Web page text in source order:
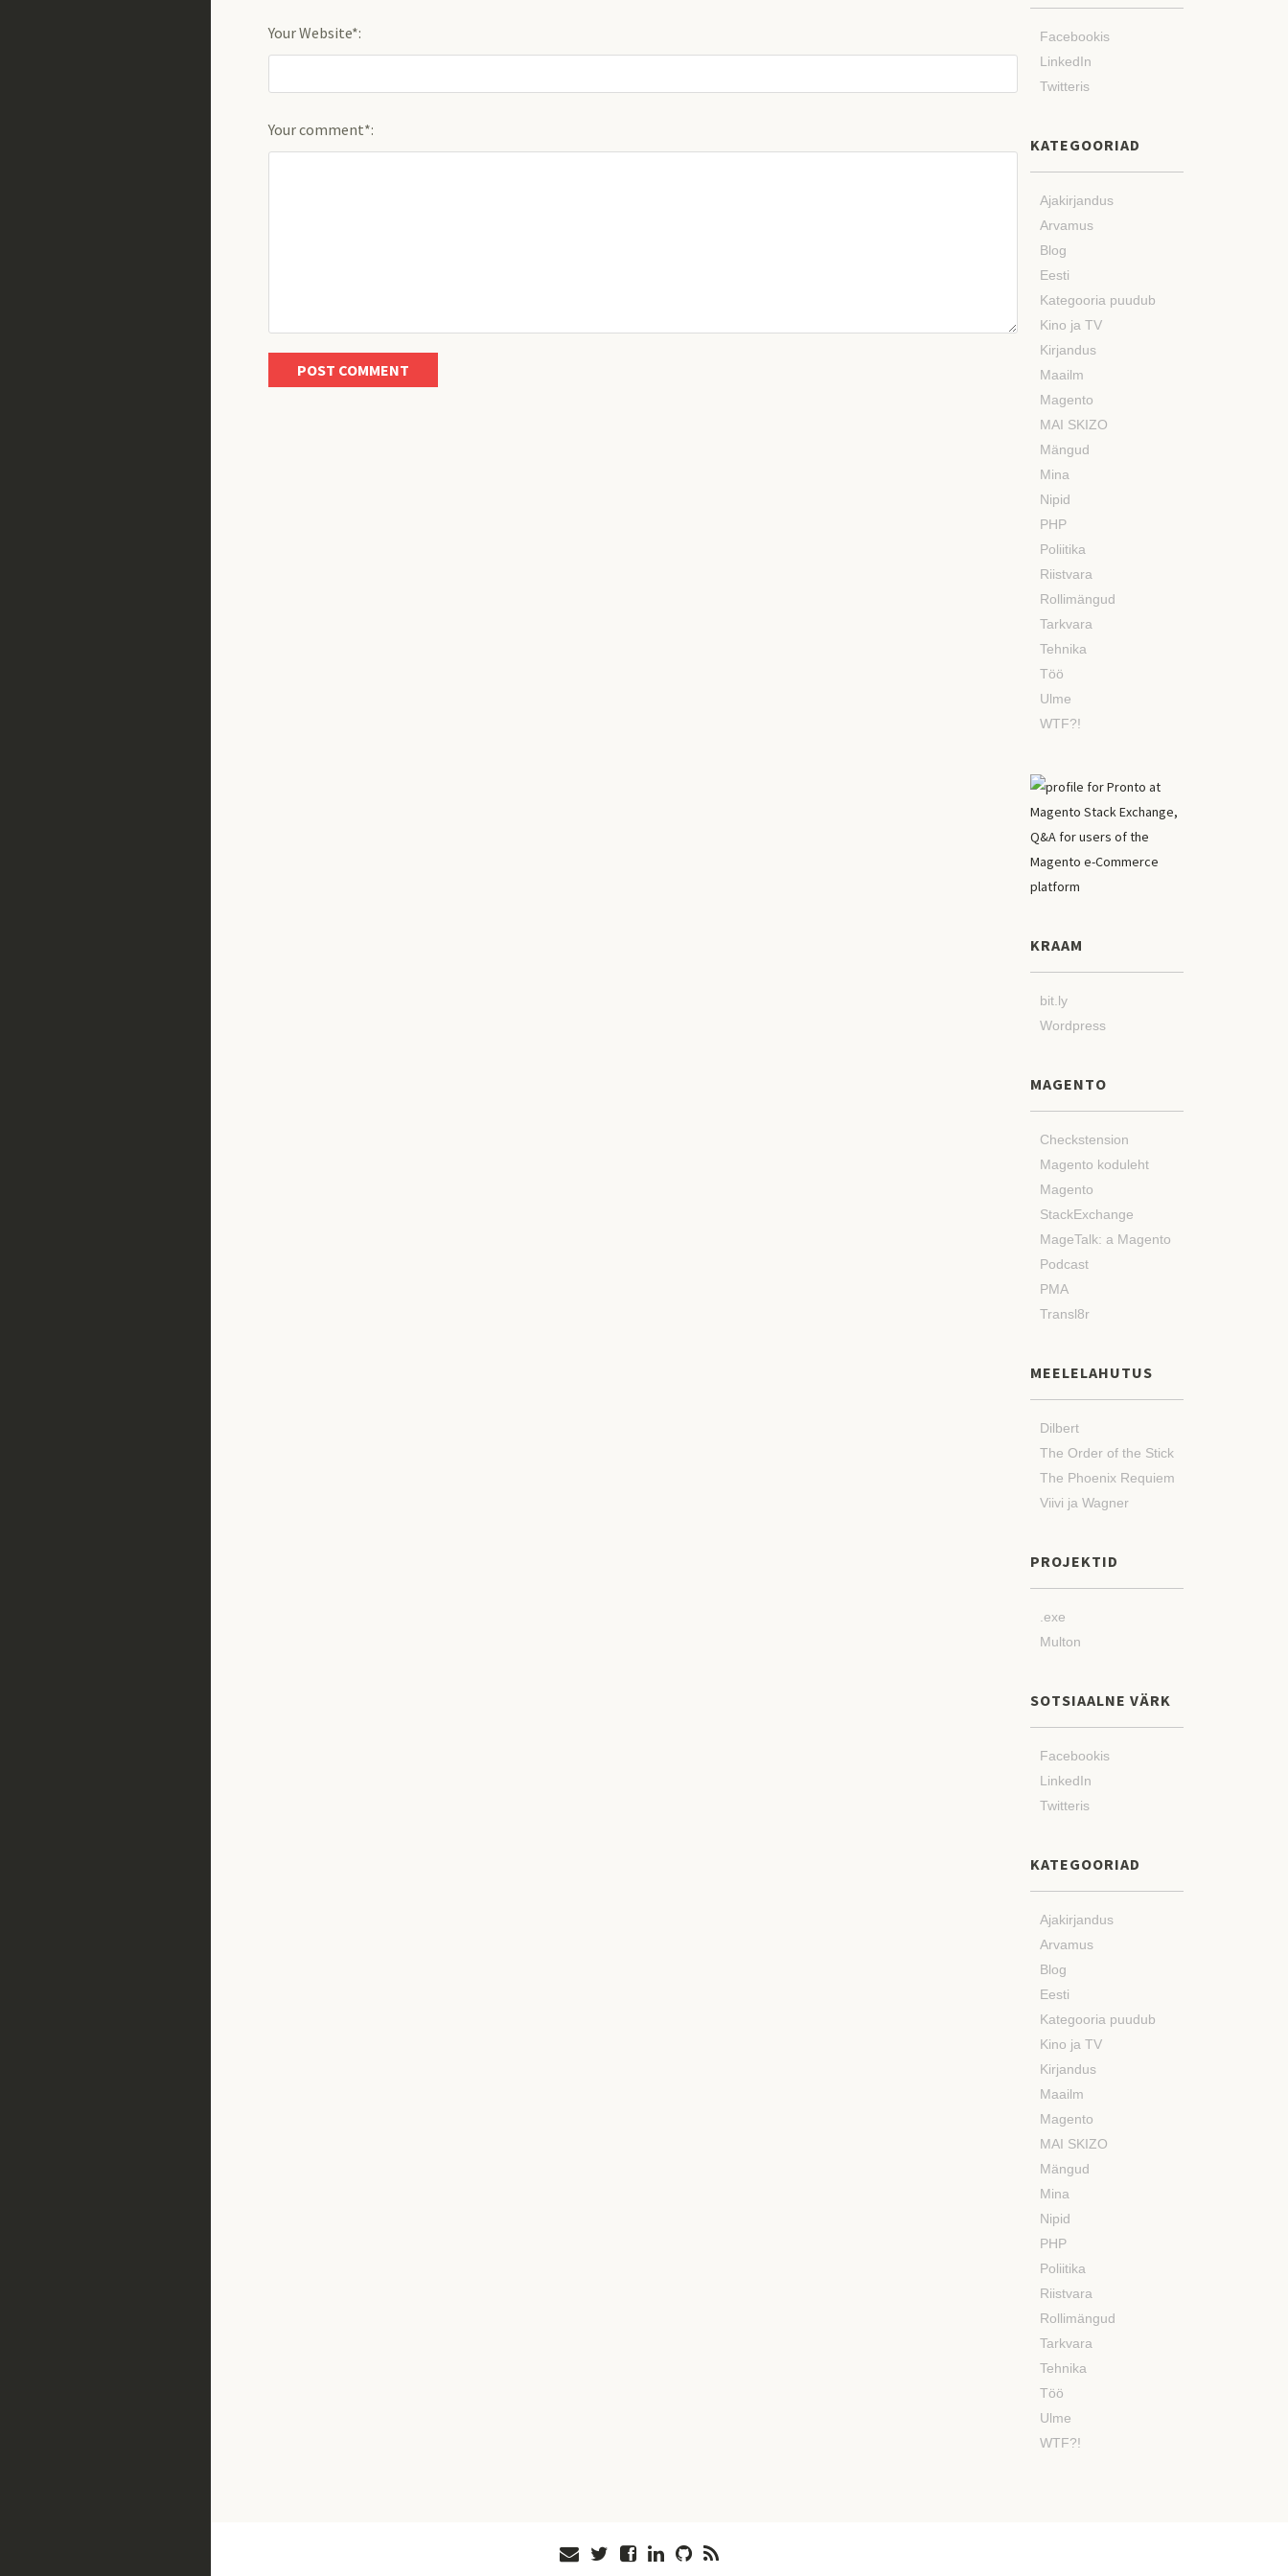
Your Website*:
Your comment*:
Facebookis
LinkedIn
Twitteris
KATEGOORIAD
Ajakirjandus
Arvamus
Blog
Eesti
Kategooria puudub
Kino ja TV
Kirjandus
Maailm
Magento
MAI SKIZO
Mängud
Mina
Nipid
PHP
Poliitika
Riistvara
Rollimängud
Tarkvara
Tehnika
Töö
Ulme
WTF?!
KRAAM
bit.ly
Wordpress
MAGENTO
Checkstension
Magento koduleht
Magento
StackExchange
MageTalk: a Magento
Podcast
PMA
Transl8r
MEELELAHUTUS
Dilbert
The Order of the Stick
The Phoenix Requiem
Viivi ja Wagner
PROJEKTID
.exe
Multon
SOTSIAALNE VÄRK
Facebookis
LinkedIn
Twitteris
KATEGOORIAD
Ajakirjandus
Arvamus
Blog
Eesti
Kategooria puudub
Kino ja TV
Kirjandus
Maailm
Magento
MAI SKIZO
Mängud
Mina
Nipid
PHP
Poliitika
Riistvara
Rollimängud
Tarkvara
Tehnika
Töö
Ulme
WTF?!